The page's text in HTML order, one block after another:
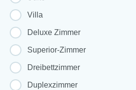
Villa
Deluxe Zimmer
Superior-Zimmer
Dreibettzimmer
Duplexzimmer